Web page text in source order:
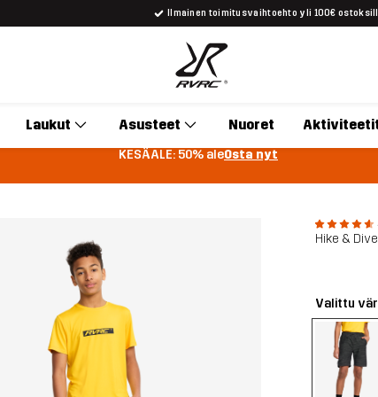
Ilmainen toimitusvaihtoehto yli 100€
Laukut Asusteet Nuoret
KESÄALE: 50% aleOsta nyt
Hike &
Valittu